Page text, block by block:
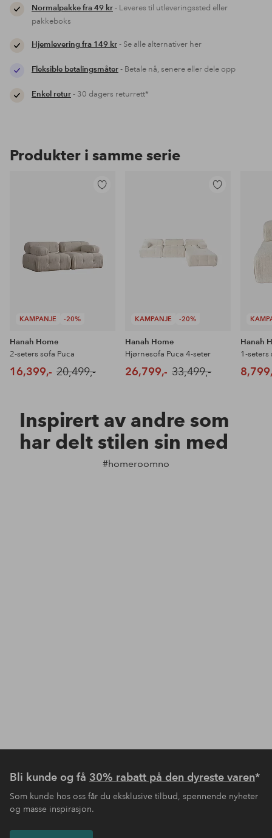
Normalpakke fra 49 kr- Leveres til utleveringssted eller
pakkeboks
Hjemlevering fra 149 kr- Se alle alternativer her
Fleksible betalingsmåter- Betale nå, senere eller dele opp
Enkel retur- 30 dagers returrett*
Produkter i samme serie
KAMPANJE -20%
Hanah Home
2-seters sofa Puca
16,399,- 20,499,-
KAMPANJE -20%
Hanah Home
Hjørnesofa Puca 4-seter
26,799,- 33,499,-
Hanah
1-seters
Inspirert av andre som
har delt stilen sin med
#homeroomno
Bli kunde og få 30% rabatt på den dyreste varen*
Som kunde hos oss får du eksklusive tilbud, spennende nyheter
og masse inspirasjon.